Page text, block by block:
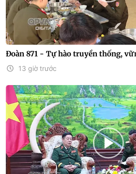
Đoàn 871 - Tự hào truyền thống,
13 giờ trước